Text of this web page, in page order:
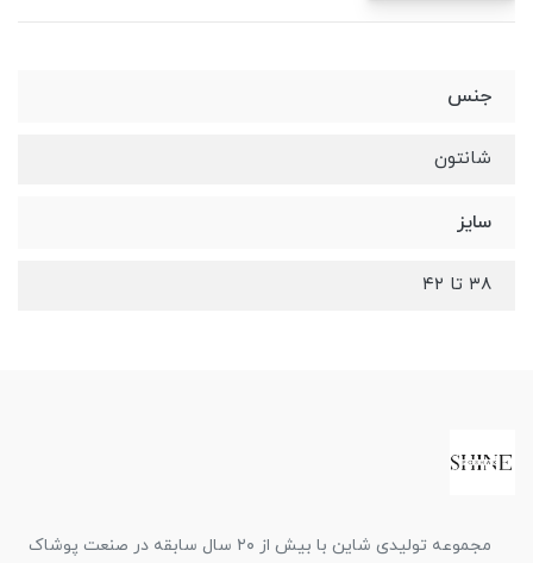
جنس
شانتون
سایز
۳۸ تا ۴۲
مجموعه تولیدی شاین با بیش از ۲۰ سال سابقه در صنعت پوشاک